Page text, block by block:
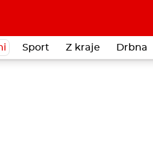
Sport Z kraje Drbna